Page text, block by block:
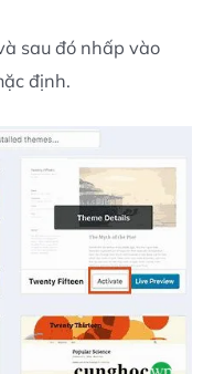
sau đó nhấp vào
định.